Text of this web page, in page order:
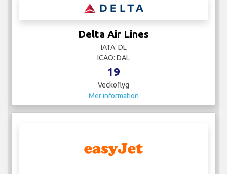
Delta Air Lines
IATA: DL
ICAO: DAL
19
Veckoflyg
Mer information